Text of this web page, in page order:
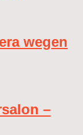
wegen
–